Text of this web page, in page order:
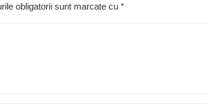
obligatorii sunt marcate cu *